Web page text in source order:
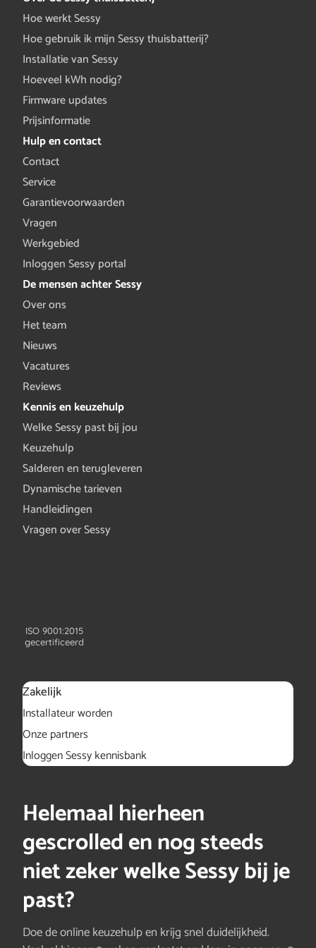
Hoe werkt Sessy
Hoe gebruik ik mijn Sessy thuisbatterij?
Installatie van Sessy
Hoeveel kWh nodig?
Firmware updates
Prijsinformatie
Hulp en contact
Contact
Service
Garantievoorwaarden
Vragen
Werkgebied
Inloggen Sessy portal
De mensen achter Sessy
Over ons
Het team
Nieuws
Vacatures
Reviews
Kennis en keuzehulp
Welke Sessy past bij jou
Keuzehulp
Salderen en terugleveren
Dynamische tarieven
Handleidingen
Vragen over Sessy
ISO 9001:2015
gecertificeerd
Zakelijk
Installateur worden
Onze partners
Inloggen Sessy kennisbank
Helemaal hierheen
gescrolled en nog steeds
niet zeker welke Sessy bij je
past?
Doe de online keuzehulp en krijg snel duidelijkheid.